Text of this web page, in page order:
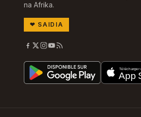
na Afrika.
❤ SAIDIA